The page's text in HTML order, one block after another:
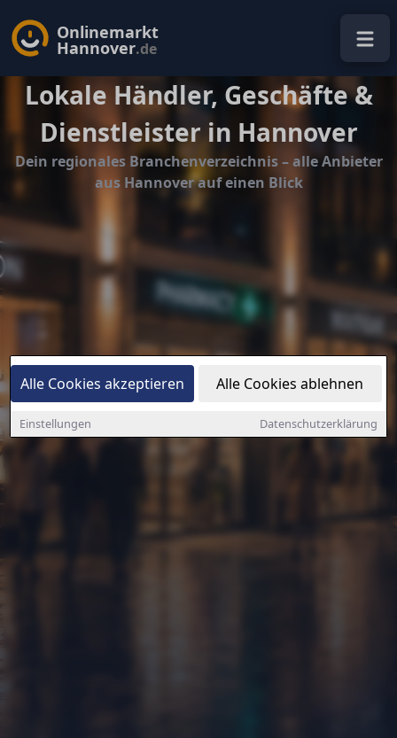
Alle Cookies akzeptieren Alle Cookies ablehnen
Einstellungen Datenschutzerklärung
Onlinemarkt
Hannover.de
Lokale Händler, Geschäfte &
Dienstleister in Hannover
Dein regionales Branchenverzeichnis – alle Anbieter
aus Hannover auf einen Blick